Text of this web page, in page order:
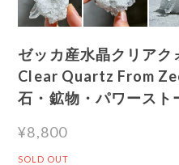
ゼッカ産水晶クリア
Clear Quartz From
石・鉱物・パワースト
¥8,800
SOLD OUT